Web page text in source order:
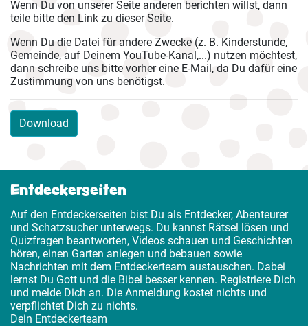
Wenn Du von unserer Seite anderen berichten willst, dann
teile bitte den Link zu dieser Seite.
Wenn Du die Datei für andere Zwecke (z. B. Kinderstunde,
Gemeinde, auf Deinem YouTube-Kanal,...) nutzen möchtest,
dann schreibe uns bitte vorher eine E-Mail, da Du dafür eine
Zustimmung von uns benötigst.
Download
Entdeckerseiten
Auf den Entdeckerseiten bist Du als Entdecker, Abenteurer
und Schatzsucher unterwegs. Du kannst Rätsel lösen und
Quizfragen beantworten, Videos schauen und Geschichten
hören, einen Garten anlegen und bebauen sowie
Nachrichten mit dem Entdeckerteam austauschen. Dabei
lernst Du Gott und die Bibel besser kennen. Registriere Dich
und melde Dich an. Die Anmeldung kostet nichts und
verpflichtet Dich zu nichts.
Dein Entdeckerteam